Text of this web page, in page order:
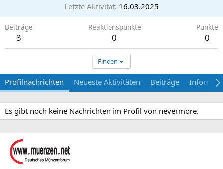
Letzte Aktivität 16.03.2025
Beiträge
3
Reaktionspunkte
0
Punkte
0
Finden
Profilnachrichten Neueste Aktivitäten Beiträge
Es gibt noch keine Nachrichten im Profil von nevermore.